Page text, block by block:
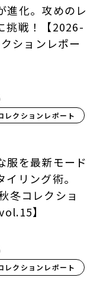
進化。攻めのレ
挑戦！【2026-
ションレポー
クションレポート
服を最新モード
イリング術。
冬コレクショ
】
クションレポート